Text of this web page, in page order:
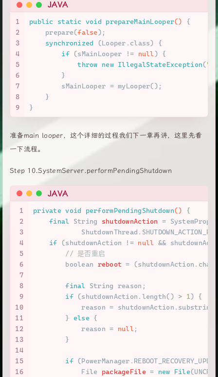
JAVA
1
2
3
4
5
6
7
8
9
public static void prepareMainLooper() {
    prepare(
false);
synchronized (Looper.class) {
if (sMainLooper != null) {
throw new IllegalStateException(
        }
        sMainLooper = myLooper();
    }
}
准备main looper，这个详细的过程我们下一章再讲，这里先看
一下流程。
Step 10.SystemServer.performPendingShutdown
JAVA
1
2
3
4
5
6
7
8
9
10
11
12
13
14
15
16
private void performPendingShutdown() {
final
String shutdownAction =
if (shutdownAction != null &&
// 是否重启
boolean reboot =
final String reason;
if (shutdownAction.length() > 1) {
            reason = shutdownAction.substring(
        }
else {
            reason =
null ;
        }
if
File packageFile = new File